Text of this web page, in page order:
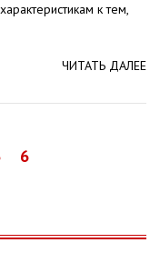
к тем,
ЧИТАТЬ ДАЛЕЕ
6